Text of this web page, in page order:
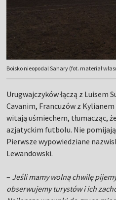
Boisko nieopodal Sahary (fot. materiał
Urugwajczyków łączą z Luisem
Cavanim, Francuzów z
witają uśmiechem, tłumacząc,
azjatyckim futbolu. Nie
Pierwsze wypowiedziane
Lewandowski.
– Jeśli mamy wolną chwilę
obserwujemy turystów i ich